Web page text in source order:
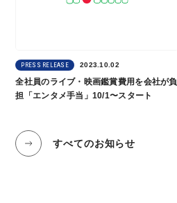
PRESS RELEASE 2023.10.02
全社員のライブ・映画鑑賞費⽤を会社が負
担「エンタメ⼿当」10/1〜スタート
すべてのお知らせ